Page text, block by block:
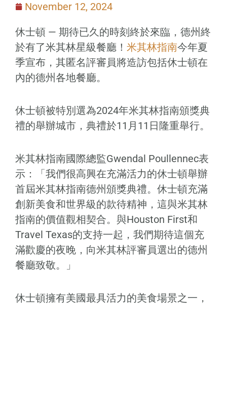
November 12, 2024
休士頓 — 期待已久的時刻終於來臨，德州終
於有了米其林星級餐廳！ 米其林指南今年夏
季宣布，其匿名評審員將造訪包括休士頓在
內的德州各地餐廳。
休士頓被特別選為2024年米其林指南頒獎典
禮的舉辦城市，典禮於11月11日隆重舉行。
米其林指南國際總監Gwendal Poullennec表
示：「我們很高興在充滿活力的休士頓舉辦
首屆米其林指南德州頒獎典禮。休士頓充滿
創新美食和世界級的款待精神，這與米其林
指南的價值觀相契合。與Houston First和
Travel Texas的支持一起，我們期待這個充
滿歡慶的夜晚，向米其林評審員選出的德州
餐廳致敬。」
休士頓擁有美國最具活力的美食場景之一，